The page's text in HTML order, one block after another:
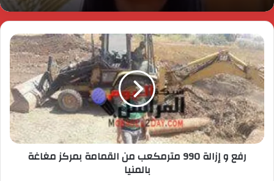
رفع و إزالة 990 مترمكعب من القمامة بمركز مغاغة
بالمنيا